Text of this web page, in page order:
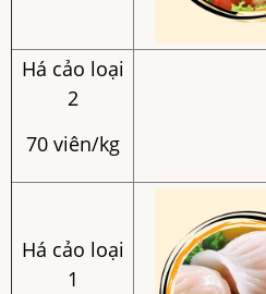
Há cảo loại
2
70 viên/kg
Há cảo loại
1